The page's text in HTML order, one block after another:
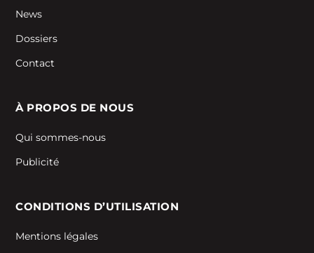
News
Dossiers
Contact
À PROPOS DE NOUS
Qui sommes-nous
Publicité
CONDITIONS D’UTILISATION
Mentions légales